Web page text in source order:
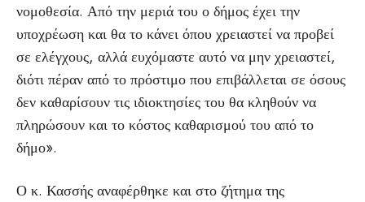
νομοθεσία. Από την μεριά του ο δήμος έχει την
υποχρέωση και θα το κάνει όπου χρειαστεί να προβεί
σε ελέγχους, αλλά ευχόμαστε αυτό να μην χρειαστεί,
διότι πέραν από το πρόστιμο που επιβάλλεται σε όσους
δεν καθαρίσουν τις ιδιοκτησίες του θα κληθούν να
πληρώσουν και το κόστος καθαρισμού του από το
δήμο».
Ο κ. Κασσής αναφέρθηκε και στο ζήτημα της